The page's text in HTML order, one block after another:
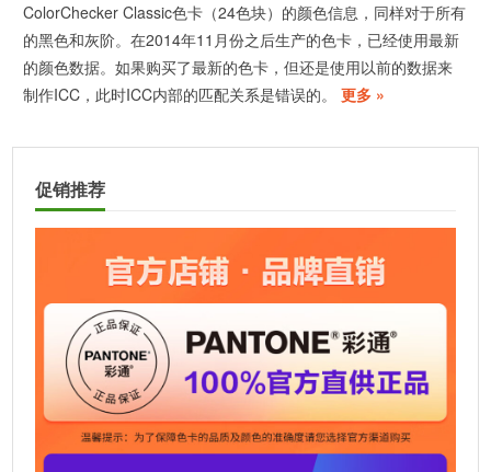
ColorChecker Classic色卡（24色块）的颜色信息，同样对于所有
的黑色和灰阶。在2014年11月份之后生产的色卡，已经使用最新
的颜色数据。如果购买了最新的色卡，但还是使用以前的数据来
制作ICC，此时ICC内部的匹配关系是错误的。
更多 »
促销推荐